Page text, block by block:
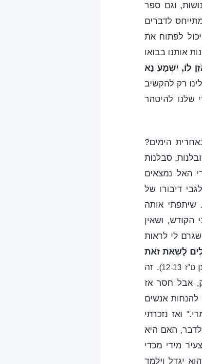
וגם ספר
לדברים
לפתוח את
אותנו בבואו
לוֹ, יִשְׁמַע נָא
רק להקשיב
שלנו להיטהר
הימים?
סבלנות
האל נמצאים
דיבורו של
שיתפתי אותה
הקודש, ושאין
לי לראות
לָשֵׂאת זֺאת
12-13)
. זה
אבל חסר אז
להנחות אנשים
ואז נזכרתי
האם היא
מידי מכדי
יגדל וילמד